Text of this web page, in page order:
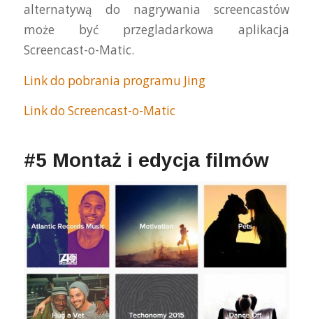
alternatywą do nagrywania screencastów
może być przegladarkowa aplikacja
Screencast-o-Matic.
Link do pobrania programu Jing
Link do Screencast-o-Matic
#5 Montaż i edycja filmów